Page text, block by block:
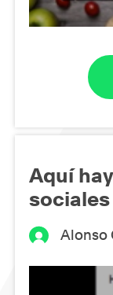
Aquí
sociales
Alonso